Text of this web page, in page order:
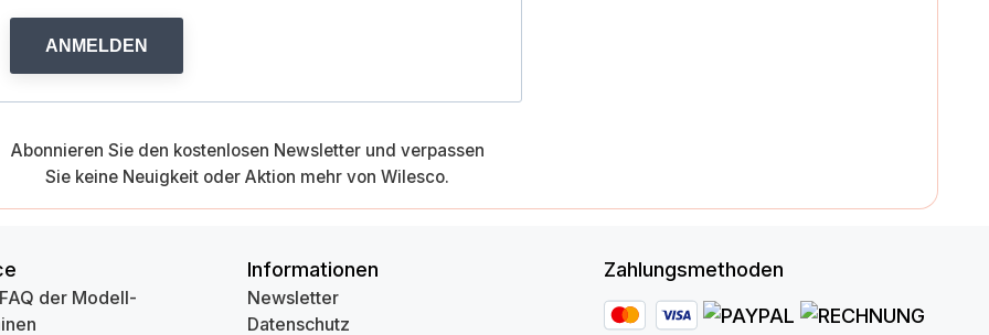
ANMELDEN
Abonnieren Sie den kostenlosen Newsletter und verpassen
Sie keine Neuigkeit oder Aktion mehr von Wilesco.
der Modell-
Informationen
Newsletter
Datenschutz
Zahlungsmethoden